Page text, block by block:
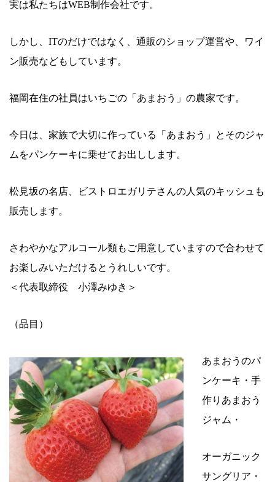
実は私たちはWEB制作会社です。
しかし、 ITのだけではなく、通販のショップ運営や、ワイ
ン販売などもしています。
福岡在住の社員はいちごの「あまおう」の農家です。
今日は、家族で大切に作っている「あまおう」とそのジャ
ムをパンケーキに乗せてお出しします。
松見坂の名店、ビストロエガリテさんの人気のキッシュも
販売します。
さわやかなアルコール類もご用意していますので合わせて
お楽しみいただけるとうれしいです。
＜ 代表取締役 小澤みゆき＞
（品目）
あまおうのパ
ンケーキ・手
作りあまおう
ジャム・
オーガニック
サングリア・